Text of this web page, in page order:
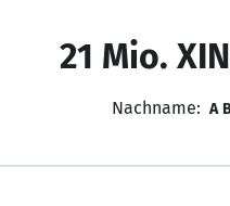
21 Mio.
Nachname: A